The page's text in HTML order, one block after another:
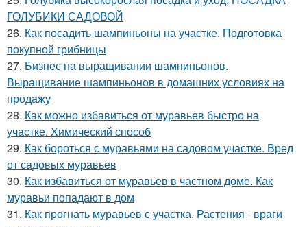
ГОЛУБИКИ САДОВОЙ
26. Как посадить шампиньоны на участке. Подготовка
покупной грибницы
27. Бизнес на выращивании шампиньонов.
Выращивание шампиньонов в домашних условиях на
продажу
28. Как можно избавиться от муравьев быстро на
участке. Химический способ
29. Как бороться с муравьями на садовом участке. Вред
от садовых муравьев
30. Как избавиться от муравьев в частном доме. Как
муравьи попадают в дом
31. Как прогнать муравьев с участка. Растения - враги